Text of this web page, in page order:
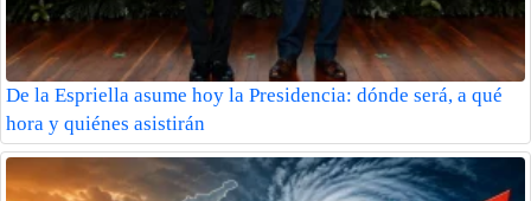
De la Espriella asume hoy la Presidencia: dónde será, a qué
hora y quiénes asistirán